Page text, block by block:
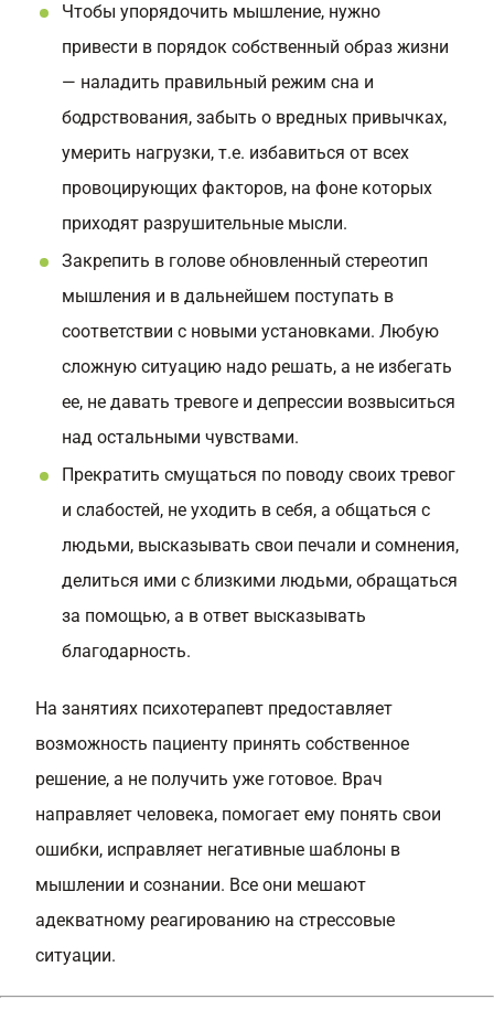
Чтобы упорядочить мышление, нужно
привести в порядок собственный образ жизни
— наладить правильный режим сна и
бодрствования, забыть о вредных привычках,
умерить нагрузки, т.е. избавиться от всех
провоцирующих факторов, на фоне которых
приходят разрушительные мысли.
Закрепить в голове обновленный стереотип
мышления и в дальнейшем поступать в
соответствии с новыми установками. Любую
сложную ситуацию надо решать, а не избегать
ее, не давать тревоге и депрессии возвыситься
над остальными чувствами.
Прекратить смущаться по поводу своих тревог
и слабостей, не уходить в себя, а общаться с
людьми, высказывать свои печали и сомнения,
делиться ими с близкими людьми, обращаться
за помощью, а в ответ высказывать
благодарность.
На занятиях психотерапевт предоставляет
возможность пациенту принять собственное
решение, а не получить уже готовое. Врач
направляет человека, помогает ему понять свои
ошибки, исправляет негативные шаблоны в
мышлении и сознании. Все они мешают
адекватному реагированию на стрессовые
ситуации.